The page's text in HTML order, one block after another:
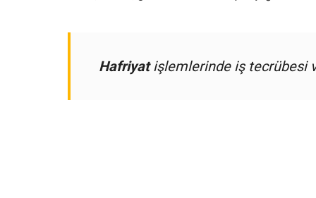
Hafriyatişlemlerinde iş tecrübesi